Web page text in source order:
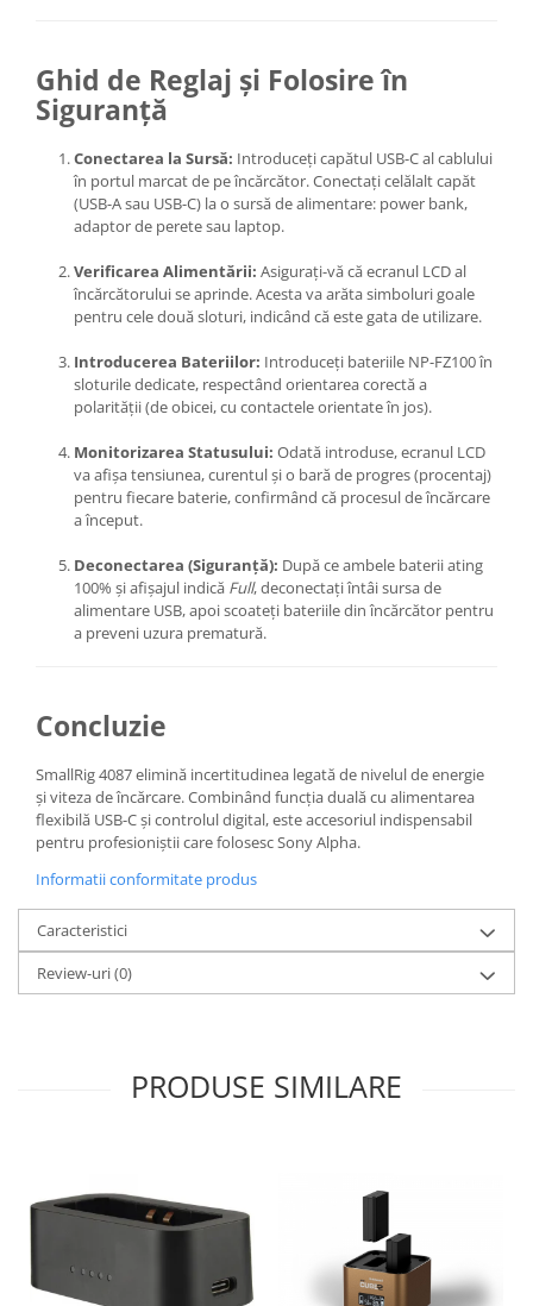
Ghid de Reglaj și Folosire în
Siguranță
Conectarea la Sursă: Introduceți capătul USB-C al cablului
în portul marcat de pe încărcător. Conectați celălalt capăt
(USB-A sau USB-C) la o sursă de alimentare: power bank,
adaptor de perete sau laptop.
Verificarea Alimentării: Asigurați-vă că ecranul LCD al
încărcătorului se aprinde. Acesta va arăta simboluri goale
pentru cele două sloturi, indicând că este gata de utilizare.
Introducerea Bateriilor: Introduceți bateriile NP-FZ100 în
sloturile dedicate, respectând orientarea corectă a
polarității (de obicei, cu contactele orientate în jos).
Monitorizarea Statusului: Odată introduse, ecranul LCD
va afișa tensiunea, curentul și o bară de progres (procentaj)
pentru fiecare baterie, confirmând că procesul de încărcare
a început.
Deconectarea (Siguranță): După ce ambele baterii ating
100% și afișajul indică Full, deconectați întâi sursa de
alimentare USB, apoi scoateți bateriile din încărcător pentru
a preveni uzura prematură.
Concluzie
SmallRig 4087 elimină incertitudinea legată de nivelul de energie
și viteza de încărcare. Combinând funcția duală cu alimentarea
flexibilă USB-C și controlul digital, este accesoriul indispensabil
pentru profesioniștii care folosesc Sony Alpha.
Informatii conformitate produs
Caracteristici
Review-uri(0)
PRODUSE SIMILARE